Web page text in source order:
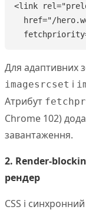
<link
href="/
Для адаптивних
imagesrcset і
Атрибут
Chrome 102)
завантаження.
2. Render-
рендер
CSS і